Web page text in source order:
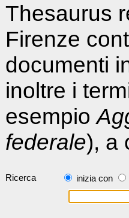
Thesaurus
Firenze
documenti
inoltre i
esempio
federale), a
Ricerca inizia con